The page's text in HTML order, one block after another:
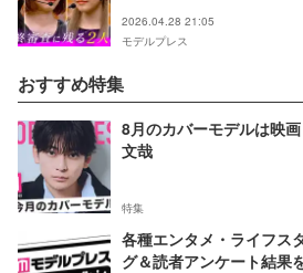
2026.04.28 21:05
モデルプレス
おすすめ特集
8月のカバーモデルは映
文哉
特集
各種エンタメ・ライフス
グ＆読者アンケート結果